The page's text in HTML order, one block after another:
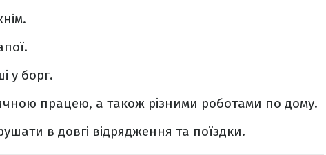
у борг.
працею, а також різними роботами по дому.
в довгі відрядження та поїздки.